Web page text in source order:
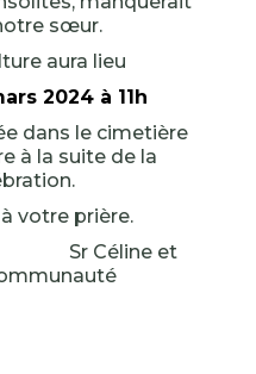
sœur.
aura lieu
2024 à 11h
dans le cimetière
à la suite de la
votre prière.
et